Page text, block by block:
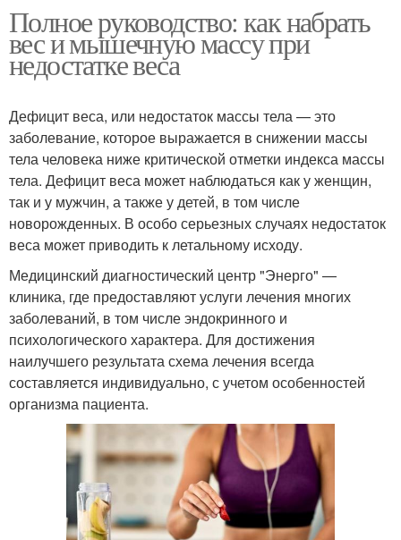
Полное руководство: как набрать
вес и мышечную массу при
недостатке веса
Дефицит веса, или недостаток массы тела — это
заболевание, которое выражается в снижении массы
тела человека ниже критической отметки индекса массы
тела. Дефицит веса может наблюдаться как у женщин,
так и у мужчин, а также у детей, в том числе
новорожденных. В особо серьезных случаях недостаток
веса может приводить к летальному исходу.
Медицинский диагностический центр "Энерго" —
клиника, где предоставляют услуги лечения многих
заболеваний, в том числе эндокринного и
психологического характера. Для достижения
наилучшего результата схема лечения всегда
составляется индивидуально, с учетом особенностей
организма пациента.